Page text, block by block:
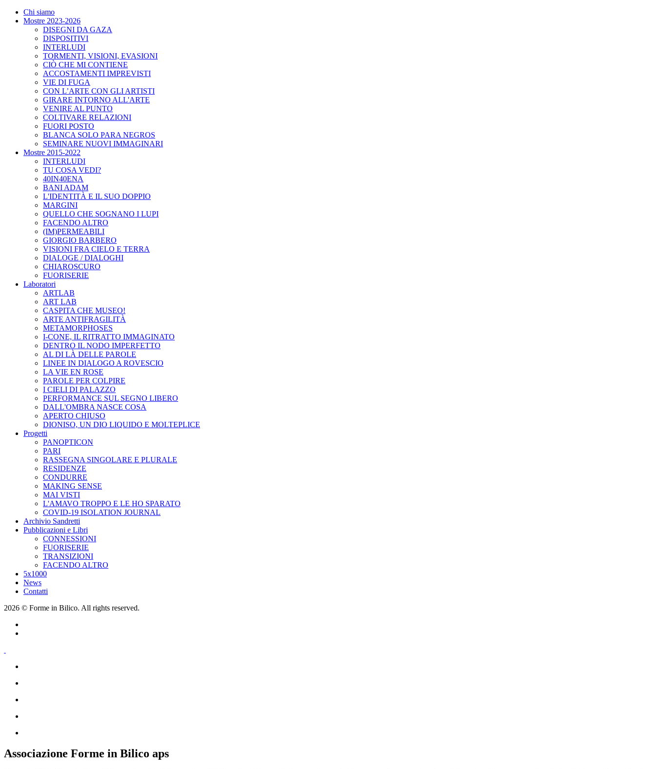
Chi siamo
Mostre 2023-2026
DISEGNI DA GAZA
DISPOSITIVI
INTERLUDI
TORMENTI, VISIONI, EVASIONI
CIÒ CHE MI CONTIENE
ACCOSTAMENTI IMPREVISTI
VIE DI FUGA
CON L’ARTE CON GLI ARTISTI
GIRARE INTORNO ALL'ARTE
VENIRE AL PUNTO
COLTIVARE RELAZIONI
FUORI POSTO
BLANCA SOLO PARA NEGROS
SEMINARE NUOVI IMMAGINARI
Mostre 2015-2022
INTERLUDI
TU COSA VEDI?
40IN40ENA
BANI ADAM
L'IDENTITÀ E IL SUO DOPPIO
MARGINI
QUELLO CHE SOGNANO I LUPI
FACENDO ALTRO
(IM)PERMEABILI
GIORGIO BARBERO
VISIONI FRA CIELO E TERRA
DIALOGE / DIALOGHI
CHIAROSCURO
FUORISERIE
Laboratori
ARTLAB
ART LAB
CASPITA CHE MUSEO!
ARTE ANTIFRAGILITÀ
METAMORPHOSES
I-CONE, IL RITRATTO IMMAGINATO
DENTRO IL NODO IMPERFETTO
AL DI LÀ DELLE PAROLE
LINEE IN DIALOGO A ROVESCIO
LA VIE EN ROSE
PAROLE PER COLPIRE
I CIELI DI PALAZZO
PERFORMANCE SUL SEGNO LIBERO
DALL'OMBRA NASCE COSA
APERTO CHIUSO
DIONISO, UN DIO LIQUIDO E MOLTEPLICE
Progetti
PANOPTICON
PARI
RASSEGNA SINGOLARE E PLURALE
RESIDENZE
CONDURRE
MAKING SENSE
MAI VISTI
L'AMAVO TROPPO E LE HO SPARATO
COVID-19 ISOLATION JOURNAL
Archivio Sandretti
Pubblicazioni e Libri
CONNESSIONI
FUORISERIE
TRANSIZIONI
FACENDO ALTRO
5x1000
News
Contatti
2026 © Forme in Bilico. All rights reserved.
Associazione Forme in Bilico aps